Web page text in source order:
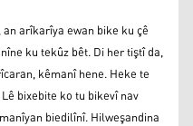
arîkarîya ewan bike ku çê
ku tekûz bêt. Di her tiştî da,
kêmanî hene. Heke te
bixebite ko tu bikevî nav
biedilînî. Hilweşandina